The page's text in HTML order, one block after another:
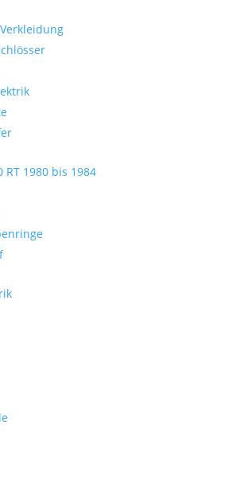
RT 1980 bis 1984